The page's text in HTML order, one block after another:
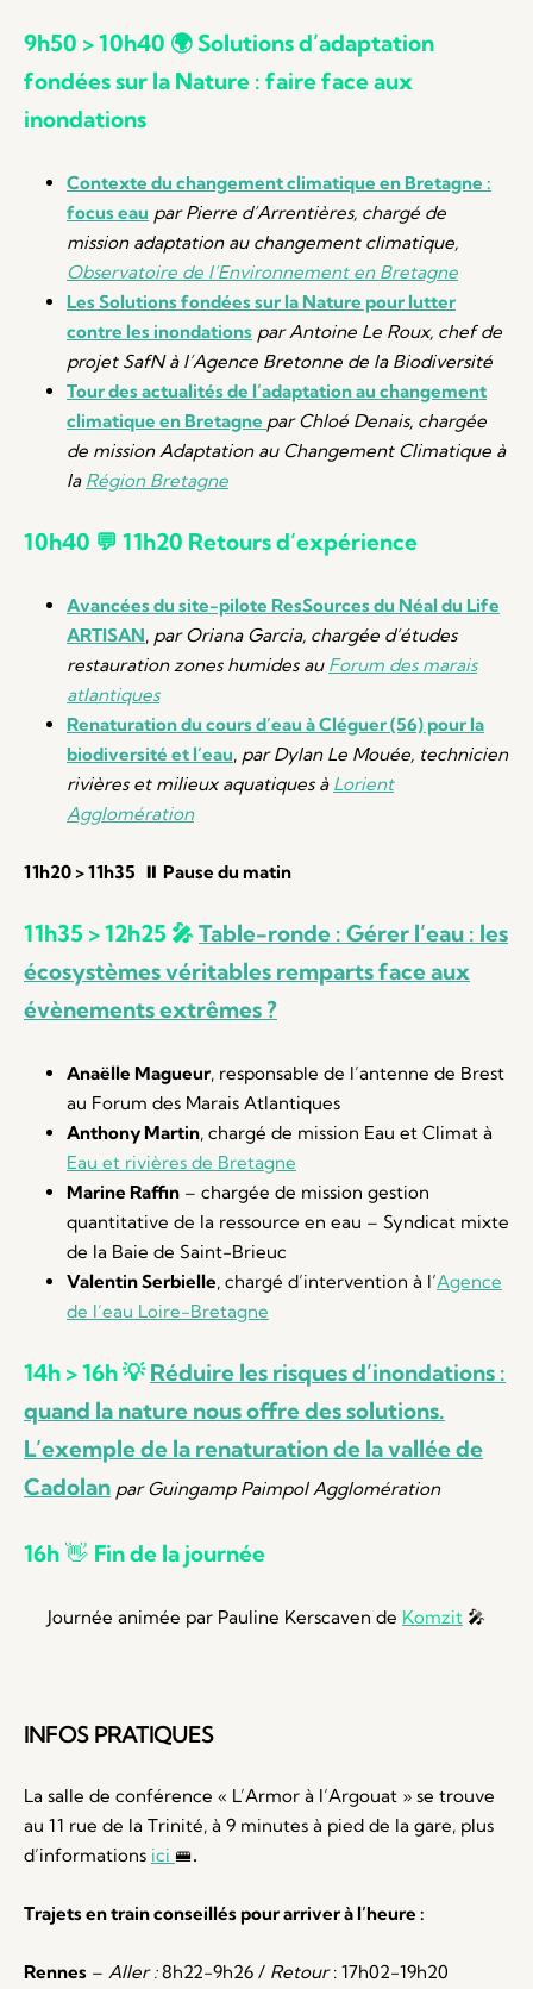
9h50 > 10h40 🌍 Solutions d’adaptation
fondées sur la Nature : faire face aux
inondations
Contexte du changement climatique en Bretagne :
focus eau par Pierre d’Arrentières, chargé de
mission adaptation au changement climatique,
Observatoire de l’Environnement en Bretagne
Les Solutions fondées sur la Nature pour lutter
contre les inondations par Antoine Le Roux, chef de
projet SafN à l’Agence Bretonne de la Biodiversité
Tour des actualités de l’adaptation au changement
climatique en Bretagne par Chloé Denais, chargée
de mission Adaptation au Changement Climatique à
la Région Bretagne
10h40 💬 11h20 Retours d’expérience
Avancées du site-pilote ResSources du Néal du Life
ARTISAN, par Oriana Garcia, chargée d’études
restauration zones humides au Forum des marais
atlantiques
Renaturation du cours d’eau à Cléguer (56) pour la
biodiversité et l’eau, par Dylan Le Mouée, technicien
rivières et milieux aquatiques à Lorient
Agglomération
11h20 > 11h35 ⏸️ Pause du matin
11h35 > 12h25 🎤Table-ronde : Gérer l’eau : les
écosystèmes véritables remparts face aux
évènements extrêmes ?
Anaëlle Magueur, responsable de l’antenne de Brest
au Forum des Marais Atlantiques
Anthony Martin, chargé de mission Eau et Climat à
Eau et rivières de Bretagne
Marine Raffin – chargée de mission gestion
quantitative de la ressource en eau – Syndicat mixte
de la Baie de Saint-Brieuc
Valentin Serbielle, chargé d’intervention à l’Agence
de l’eau Loire-Bretagne
14h > 16h 💡Réduire les risques d’inondations :
quand la nature nous offre des solutions.
L’exemple de la renaturation de la vallée de
Cadolan par Guingamp Paimpol Agglomération
16h 👋 Fin de la journée
Journée animée par Pauline Kerscaven de Komzit 🎤
INFOS PRATIQUES
La salle de conférence « L’Armor à l’Argouat » se trouve
au 11 rue de la Trinité, à 9 minutes à pied de la gare, plus
d’informations ici 🚝.
Trajets en train conseillés pour arriver à l’heure :
Rennes – Aller :8h22-9h26 / Retour: 17h02-19h20